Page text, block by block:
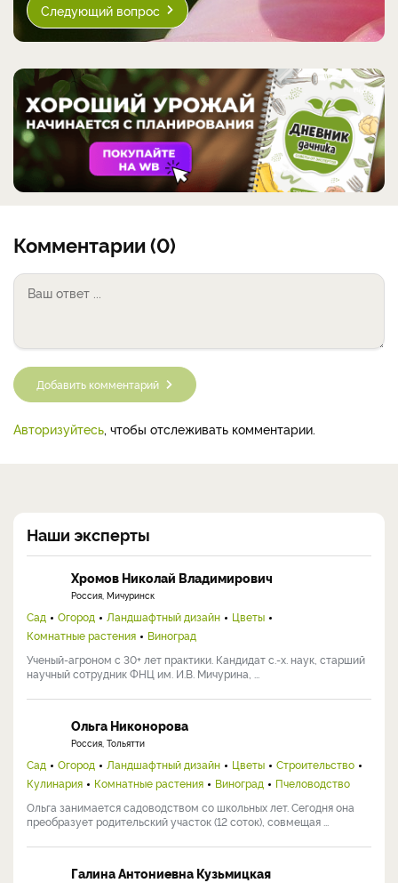
Следующий вопрос
Комментарии (0)
Добавить комментарий
Авторизуйтесь, чтобы отслеживать комментарии.
Наши эксперты
Хромов Николай Владимирович
Россия, Мичуринск
Сад Огород Ландшафтный дизайн
Цветы
Комнатные растения
Виноград
Ученый-агроном с 30+ лет практики. Кандидат с.-х. наук, старший
научный сотрудник ФНЦ им. И.В. Мичурина, ...
Ольга Никонорова
Россия, Тольятти
Сад Огород Ландшафтный дизайн Цветы
Строительство
Кулинария
Комнатные растения Виноград
Пчеловодство
Ольга занимается садоводством со школьных лет. Сегодня она
преобразует родительский участок (12 соток), совмещая ...
Галина Антониевна Кузьмицкая